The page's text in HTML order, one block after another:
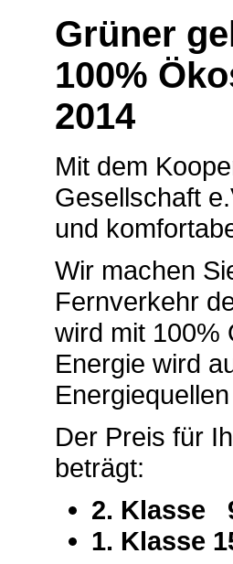
Grüner
100%
2014
Mit dem
Gesellschaft
und
Wir machen
Fernverkehr
wird mit 100%
Energie wird
Der Preis für
beträgt:
2. Klasse
1. Klasse